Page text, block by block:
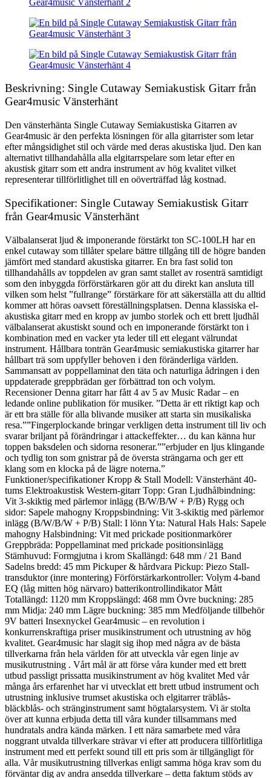
Beskrivning: Single Cutaway Semiakustisk Gitarr från
Gear4music Vänsterhänt
Den vänsterhänta Single Cutaway Semiakustiska Gitarren av
Gear4music är den perfekta lösningen för alla gitarrister som letar
efter mångsidighet stil och värde med deras akustiska ljud. Den kan
alternativt tillhandahålla alla elgitarrspelare som letar efter en
akustisk gitarr som ett andra instrument av hög kvalitet vilket
representerar tillförlitlighet till en oöverträffad låg kostnad.
Specifikationer: Single Cutaway Semiakustisk Gitarr
från Gear4music Vänsterhänt
Välbalanserat ljud & imponerande förstärkt ton SC-100LH har en
enkel cutaway som tillåter spelare bättre tillgång till de högre banden
jämfört med standard akustiska gitarrer. En bra fast solid ton
tillhandahålls av toppdelen av gran samt stallet av rosenträ samtidigt
som den inbyggda förförstärkaren gör att du direkt kan ansluta till
vilken som helst ”fullrange” förstärkare för att säkerställa att du alltid
kommer att höras oavsett föreställningsplatsen. Denna klassiska el-
akustiska gitarr med en kropp av jumbo storlek och ett brett ljudhål
välbalanserat akustiskt sound och en imponerande förstärkt ton i
kombination med en vacker yta leder till ett elegant välrundat
instrument. Hållbara tonträn Gear4music semiakustiska gitarrer har
hållbart trä som uppfyller behoven i den föränderliga världen.
Sammansatt av poppellaminat den täta och naturliga ådringen i den
uppdaterade greppbrädan ger förbättrad ton och volym.
Recensioner Denna gitarr har fått 4 av 5 av Music Radar – en
ledande online publikation för musiker. ”Detta är ett riktigt kap och
är ett bra ställe för alla blivande musiker att starta sin musikaliska
resa.””Fingerplockande bringar verkligen detta instrument till liv och
svarar briljant på förändringar i attackeffekter… du kan känna hur
toppen baksdelen och sidorna resonerar.””erbjuder en ljus klingande
och tydlig ton som gnistrar på de översta strängarna och ger ett
klang som en klocka på de lägre noterna.”
Funktioner/specifikationer Kropp & Stall Modell: Vänsterhänt 40-
tums Elektroakustisk Western-gitarr Topp: Gran Ljudhålbindning:
Vit 3-skiktig med pärlemor inlägg (B/W/B/W + P/B) Rygg och
sidor: Sapele mahogny Kroppsbindning: Vit 3-skiktig med pärlemor
inlägg (B/W/B/W + P/B) Stall: I lönn Yta: Natural Hals Hals: Sapele
mahogny Halsbindning: Vit med prickade positionmarkörer
Greppbräda: Poppellaminat med prickade positionsinlägg
Stämhuvud: Formgjutna i krom Skallängd: 648 mm / 21 Band
Sadelns bredd: 45 mm Pickuper & hårdvara Pickup: Piezo Stall-
transduktor (inre montering) Förförstärkarkontroller: Volym 4-band
EQ (låg mitten hög närvaro) batterikontrollindikator Mått
Totallängd: 1120 mm Kroppslängd: 468 mm Övre buckning: 285
mm Midja: 240 mm Lägre buckning: 385 mm Medföljande tillbehör
9V batteri Insexnyckel Gear4music – en revolution i
konkurrenskraftiga priser musikinstrument och utrustning av hög
kvalitet. Gear4music har slagit sig ihop med några av de bästa
tillverkarna från hela världen för att utveckla vår egen linje av
musikutrustning . Vårt mål är att förse våra kunder med ett brett
utbud passligt prissatta musikinstrument av hög kvalitet Med vår
många års erfarenhet har vi utvecklat ett brett utbud instrument och
utrustning inklusive trumset akustiska och elgitarrer träblås-
bläckblås- och stränginstrument samt högtalarsystem. Vi är stolta
över att kunna erbjuda detta till våra kunder tillsammans med
hundratals andra kända märken. I ett nära samarbete med våra
noggrant utvalda tillverkare strävar vi efter att producera tillförlitliga
instrument med ett perfekt sound till ett pris som är tillgängligt för
alla. Vår musikutrustning tillverkas enligt samma höga krav som du
förväntar dig av andra ansedda tillverkare – detta faktum stöds av